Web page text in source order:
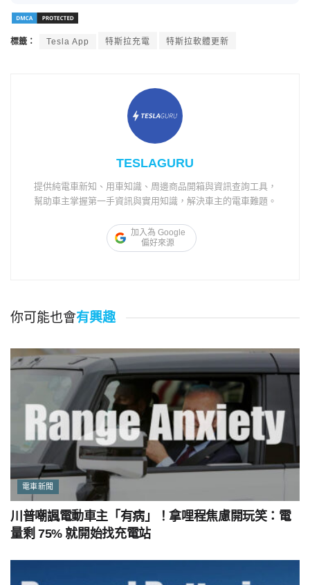
標籤： Tesla App 特斯拉充電 特斯拉軟體更新
TESLAGURU
提供純電車新知、用車知識、周邊商品開箱與資訊查詢工具，
幫助車主掌握第一手資訊與實用知識，解決車主的電車難題。
加入為 Google
偏好來源
你可能也會有興趣
電車新聞
川普嘲諷電動車主「有病」！拿哩程焦慮開玩笑：電
量剩 75% 就開始找充電站